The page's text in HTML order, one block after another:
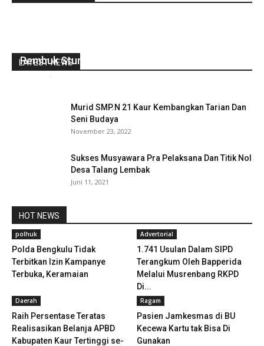
LATEST NEWS
Rembuk Stunting Desa Napal Putih Tahun 2024
-
Murid SMP.N 21 Kaur Kembangkan Tarian Dan
Seni Budaya
November 23, 2022
Sukses Musyawara Pra Pelaksana Dan Titik Nol
Desa Talang Lembak
Juni 11, 2021
HOT NEWS
polhuk
Polda Bengkulu Tidak
Terbitkan Izin Kampanye
Terbuka, Keramaian
Advertorial
1.741 Usulan Dalam SIPD
Terangkum Oleh Bapperida
Melalui Musrenbang RKPD
Di...
Daerah
Raih Persentase Teratas
Realisasikan Belanja APBD
Kabupaten Kaur Tertinggi se-
Ragam
Pasien Jamkesmas di BU
Kecewa Kartu tak Bisa Di
Gunakan